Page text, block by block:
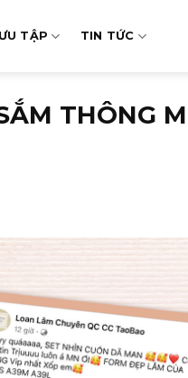
TẬP TIN TỨC
THÔNG